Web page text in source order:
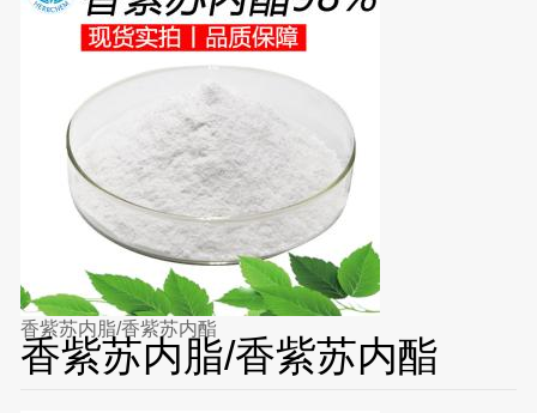
香紫苏内脂/香紫苏内酯
香紫苏内脂/香紫苏内酯